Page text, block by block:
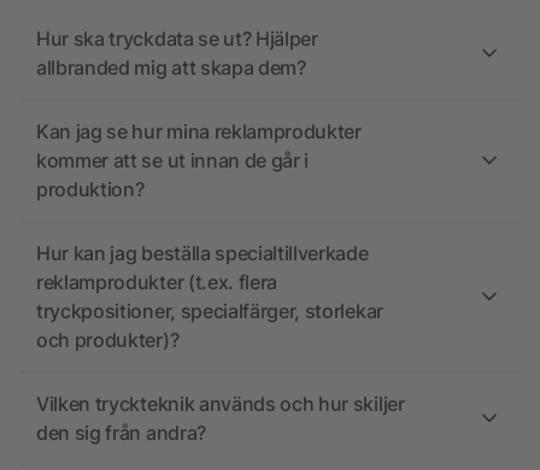
Hur ska tryckdata se ut? Hjälper
allbranded mig att skapa dem?
Kan jag se hur mina reklamprodukter
kommer att se ut innan de går i
produktion?
Hur kan jag beställa specialtillverkade
reklamprodukter (t.ex. flera
tryckpositioner, specialfärger, storlekar
och produkter)?
Vilken tryckteknik används och hur skiljer
den sig från andra?